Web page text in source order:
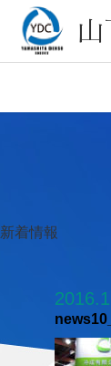
新着情報